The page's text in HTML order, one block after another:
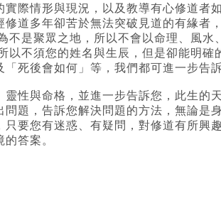
際情形與現況，以及教導有心修道者
道多年卻苦於無法突破見道的有緣者
不是聚眾之地，所以不會以命理、風水
不須您的姓名與生辰，但是卻能明確
死後會如何」等，我們都可進一步告訴
性與命格，並進一步告訴您，此生的
題，告訴您解決問題的方法，無論是
要您有迷惑、有疑問，對修道有所興
答案。